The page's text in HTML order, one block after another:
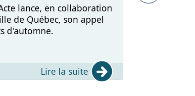
lance, en collaboration
de Québec, son appel
d'automne.
Lire la suite